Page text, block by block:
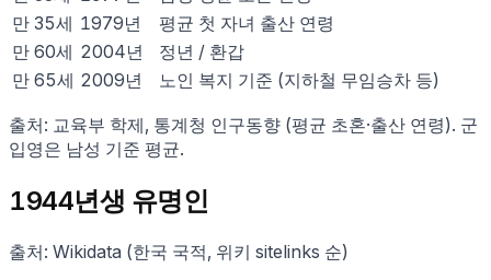
만 35세 1979년
평균 첫 자녀 출산 연령
만 60세 2004년
정년 / 환갑
만 65세 2009년 노인 복지 기준 (지하철 무임승차 등)
출처: 교육부 학제, 통계청 인구동향 (평균 초혼·출산 연령). 군
입영은 남성 기준 평균.
1944년생 유명인
출처: Wikidata (한국 국적, 위키 sitelinks 순)